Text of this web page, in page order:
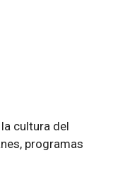
cultura del
programas